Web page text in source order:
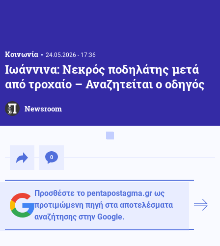
Κοινωνία 24.05.2026 - 17:36
Ιωάννινα: Νεκρός ποδηλάτης μετά
από τροχαίο – Αναζητείται ο οδηγός
Newsroom
0
Προσθέστε το pentapostagma.gr ως
προτιμώμενη πηγή στα αποτελέσματα
αναζήτησης στην Google.